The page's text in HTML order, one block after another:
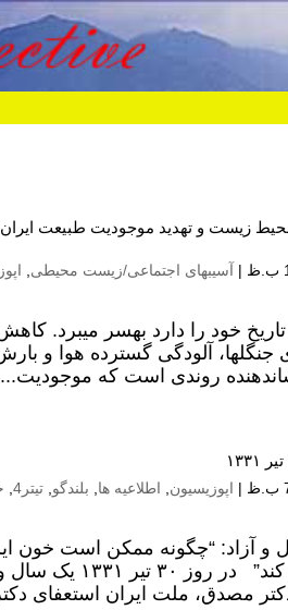
محیط زیست و تهدید موجودیت طبیعت
| آسیبهای اجتماعی/زیست محیطی
خود را دارد بهسر میبرد.
جنگلها، آلودگی گسترده هوا و
روندی است که موجودیت...
| اپوزیسیون اطلاعیه ها بلندگو ,تیتر4
و آزاد: “چگونه ممکن است خون
مصدق، ملت ایران استعفای